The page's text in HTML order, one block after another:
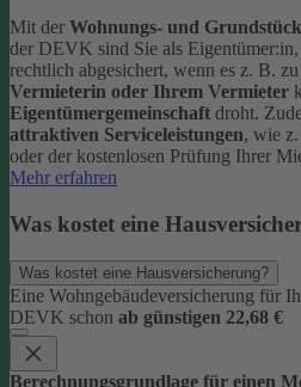
Mit der Wohnungs- und
der DEVK sind Sie als
rechtlich abgesichert, wenn es z. B.
Vermieterin oder Ihrem Vermieter
Eigentümergemeinschaft droht.
attraktiven Serviceleistungen, wie
oder der kostenlosen Prüfung Ihrer
Mehr erfahren
Was kostet eine
Was kostet eine Hausversicherung?
Eine Wohngebäudeversicherung für
DEVK schon ab günstigen 22,68 €
Berechnungsgrundlage für einen